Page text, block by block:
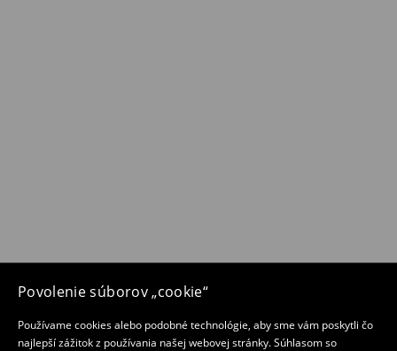
Povolenie súborov „cookie“
Používame cookies alebo podobné technológie, aby sme vám poskytli čo
najlepší zážitok z používania našej webovej stránky. Súhlasom so